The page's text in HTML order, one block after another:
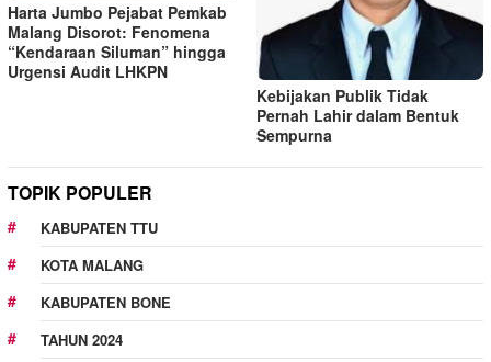
Harta Jumbo Pejabat Pemkab
Malang Disorot: Fenomena
“Kendaraan Siluman” hingga
Urgensi Audit LHKPN
Kebijakan Publik Tidak
Pernah Lahir dalam Bentuk
Sempurna
TOPIK POPULER
KABUPATEN TTU
KOTA MALANG
KABUPATEN BONE
TAHUN 2024